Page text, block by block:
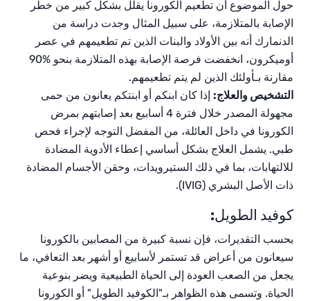
حول الموضوع أن تطعيم الكورونا يقلل بشكل كبير من خطر
الإصابة بالمتلازمة، على سبيل المثال وجدت دراسة من
الدنمارك أنه بين الأولاد والبنات الذين تم تطعيمهم في عصر
أوميكرون، انخفضت فرصة الإصابة بهذه المتلازمة بنحو %90
مقارنة بـأولئك الذين لم يتم تطعيمهم.
التشخيص والعلاج: إذا كان ابنكم أو ابنتكم يعانون من حمى
مجهولة المصدر خلال فترة 4 أسابيع بعد إصابتهم بمرض
الكورونا في داخل العائلة، من المفضل التوجه لإجراء فحص
طبي. يشمل العلاج بشكل أساسي إعطاء الأدوية المضادة
للالتهابات، بما في ذلك الستيرويدات، وحقن الأجسام المضادة
ذات الأصل البشري (
IVIG
).
كوفيد الطويل:
بحسب التقديرات، فإن نسبة كبيرة من المصابين بالكورونا
سيعانون من أعراض قد تستمر لأسابيع أو أشهر بعد التعافي، ما
يجعل من الصعب العودة إلى الحياة الطبيعية ويضر بنوعية
الحياة. وتسمى هذه الظواهر بـ"الكوفيد الطويل" أو الكورونا